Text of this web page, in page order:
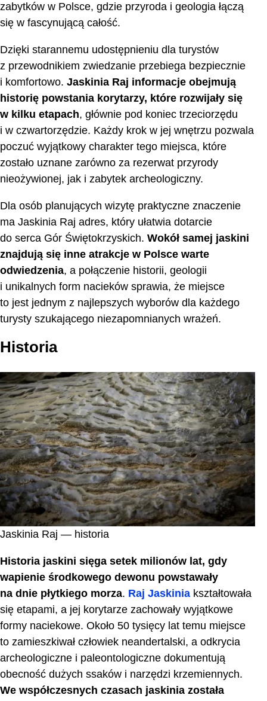
zabytków w Polsce, gdzie przyroda i geologia łączą
się w fascynującą całość.
Dzięki starannemu udostępnieniu dla turystów
z przewodnikiem zwiedzanie przebiega bezpiecznie
i komfortowo. Jaskinia Raj informacje obejmują
historię powstania korytarzy, które rozwijały się
w kilku etapach, głównie pod koniec trzeciorzędu
i w czwartorzędzie. Każdy krok w jej wnętrzu pozwala
poczuć wyjątkowy charakter tego miejsca, które
zostało uznane zarówno za rezerwat przyrody
nieożywionej, jak i zabytek archeologiczny.
Dla osób planujących wizytę praktyczne znaczenie
ma Jaskinia Raj adres, który ułatwia dotarcie
do serca Gór Świętokrzyskich. Wokół samej jaskini
znajdują się inne atrakcje w Polsce warte
odwiedzenia, a połączenie historii, geologii
i unikalnych form nacieków sprawia, że miejsce
to jest jednym z najlepszych wyborów dla każdego
turysty szukającego niezapomnianych wrażeń.
Historia
Jaskinia Raj — historia
Historia jaskini sięga setek milionów lat, gdy
wapienie środkowego dewonu powstawały
na dnie płytkiego morza. Raj Jaskinia kształtowała
się etapami, a jej korytarze zachowały wyjątkowe
formy naciekowe. Około 50 tysięcy lat temu miejsce
to zamieszkiwał człowiek neandertalski, a odkrycia
archeologiczne i paleontologiczne dokumentują
obecność dużych ssaków i narzędzi krzemiennych.
We współczesnych czasach jaskinia została